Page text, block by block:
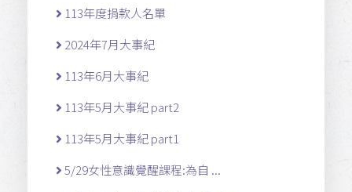
113年度捐款人名單
2024年7月大事紀
113年6月大事紀
113年5月大事紀 part2
113年5月大事紀 part1
5/29女性意識覺醒課程:為自 ...